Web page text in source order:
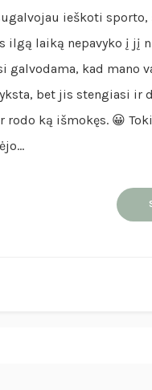
ieškoti
ilgą laiką nepavyko į jį
galvodama, kad mano
bet jis stengiasi ir
rodo ką išmokęs. 😀